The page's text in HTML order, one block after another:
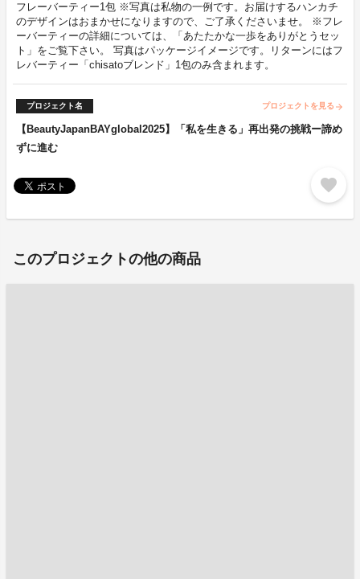
フレーバーティー1包 ※写真は私物の一例です。お届けするハンカチ
のデザインはおまかせになりますので、ご了承くださいませ。 ※フレ
ーバーティーの詳細については、「あたたかな一歩をありがとうセッ
ト」をご覧下さい。 写真はパッケージイメージです。リターンにはフ
レバーティー「chisatoブレンド」1包のみ含まれます。
プロジェクト名 プロジェクトを見る arrow_forward
【BeautyJapanBAYglobal2025】「私を生きる」再出発の挑戦ー諦め
ずに進む
favorite
このプロジェクトの他の商品